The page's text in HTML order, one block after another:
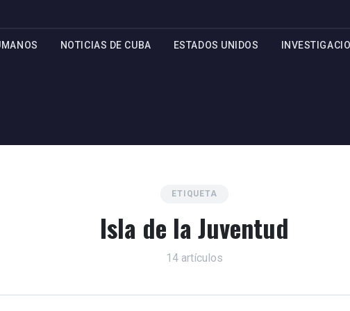
NOTICIAS DE CUBA ESTADOS UNIDOS
ETIQUETA
Isla de la Juventud
14 artículos